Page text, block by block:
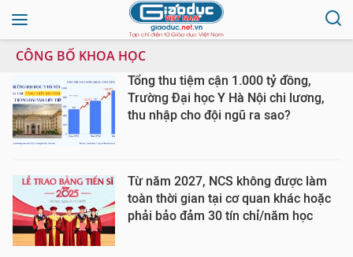
CÔNG BỐ KHOA HỌC
Tổng thu tiệm cận 1.000 tỷ đồng,
Trường Đại học Y Hà Nội chi lương,
thu nhập cho đội ngũ ra sao?
Từ năm 2027, NCS không được làm
toàn thời gian tại cơ quan khác hoặc
phải bảo đảm 30 tín chỉ/năm học